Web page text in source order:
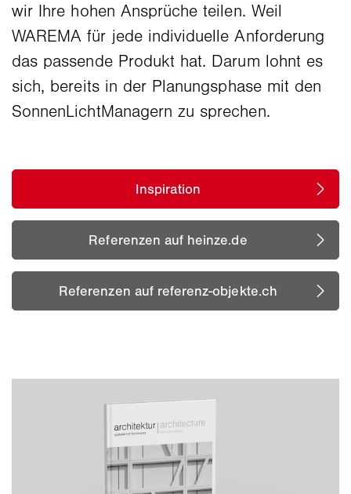
wir Ihre hohen Ansprüche teilen. Weil
WAREMA für jede individuelle Anforderung
das passende Produkt hat. Darum lohnt es
sich, bereits in der Planungsphase mit den
SonnenLichtManagern zu sprechen.